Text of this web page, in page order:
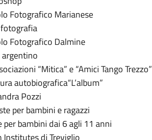
Fotografico Marianese
Fotografico Dalmine
“Mitica” e “Amici Tango Trezzo”
autobiografica“L’album”
Pozzi
per bambini e ragazzi
per bambini dai 6 agli 11 anni
Institutes di Treviglio